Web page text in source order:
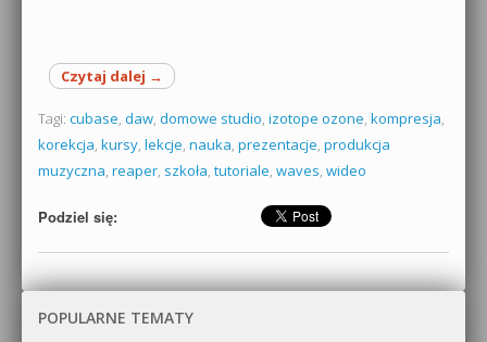
Czytaj dalej →
Tagi: cubase, daw, domowe studio, izotope ozone, kompresja,
korekcja, kursy, lekcje, nauka, prezentacje, produkcja
muzyczna, reaper, szkoła, tutoriale, waves, wideo
Podziel się:
POPULARNE TEMATY